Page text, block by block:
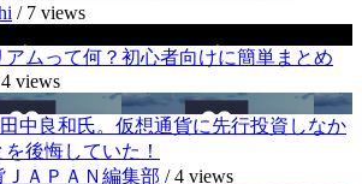
/ 7 views
アムって何？初心者向けに簡単まとめ
4 views
中良和氏。仮想通貨に先行投資しなか
を後悔していた！
ＪＡＰＡＮ編集部 /4 views